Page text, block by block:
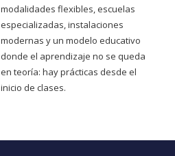
modalidades flexibles, escuelas
especializadas, instalaciones
modernas y un modelo educativo
donde el aprendizaje no se queda
en teoría: hay prácticas desde el
inicio de clases.